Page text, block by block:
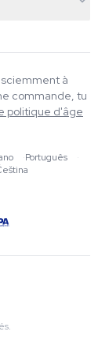
à
commande, tu
politique d'âge
·Português
·